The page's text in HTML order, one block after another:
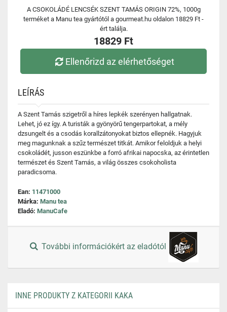
A CSOKOLÁDÉ LENCSÉK SZENT TAMÁS ORIGIN 72%, 1000g
terméket a Manu tea gyártótól a gourmeat.hu oldalon 18829 Ft -
ért találja.
18829 Ft
Ellenőrizd az elérhetőséget
LEÍRÁS
A Szent Tamás szigetről a híres lepkék szerényen hallgatnak.
Lehet, jó ez így. A turisták a gyönyörű tengerpartokat, a mély
dzsungelt és a csodás korallzátonyokat biztos ellepnék. Hagyjuk
meg magunknak a szűz természet titkát. Amikor feloldjuk a helyi
csokoládét, jusson eszünkbe a forró afrikai napocska, az érintetlen
természet és Szent Tamás, a világ összes csokoholista
paradicsoma.
Ean: 11471000
Márka: Manu tea
Eladó: ManuCafe
További információkért az eladótól
INNE PRODUKTY Z KATEGORII KAKA